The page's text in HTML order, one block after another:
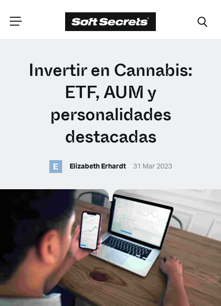
ELIGE TU
UBICACIÓN
English (United States)
Spanish (Spain)
Spanish (Latin America)
German
French
Italian
Invertir en Cannabis:
ETF, AUM y
personalidades
destacadas
E Elizabeth Erhardt 31 Mar 2023